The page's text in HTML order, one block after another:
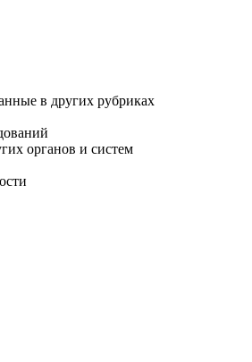
в других рубриках
органов и систем